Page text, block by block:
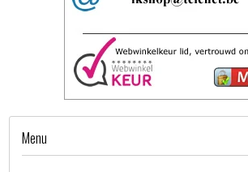
Menu